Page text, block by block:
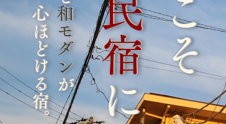
和モダン
が に